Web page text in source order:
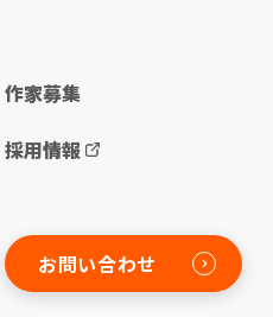
作家募集
採用情報
お問い合わせ